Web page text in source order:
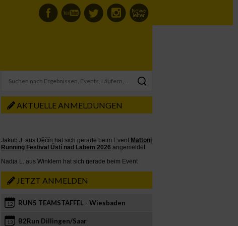
AKTUELLE ANMELDUNGEN
JETZT ANMELDEN
12 RUN5 TEAMSTAFFEL - Wiesbaden
13 B2Run Dillingen/Saar